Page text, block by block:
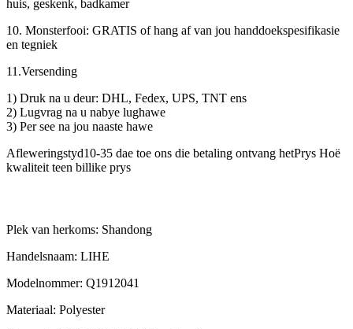
huis, geskenk, badkamer
10. Monsterfooi: GRATIS of hang af van jou handdoekspesifikasie
en tegniek
11.Versending
1) Druk na u deur: DHL, Fedex, UPS, TNT ens
2) Lugvrag na u nabye lughawe
3) Per see na jou naaste hawe
Afleweringstyd10-35 dae toe ons die betaling ontvang hetPrys Hoë
kwaliteit teen billike prys
Plek van herkoms: Shandong
Handelsnaam: LIHE
Modelnommer: Q1912041
Materiaal: Polyester